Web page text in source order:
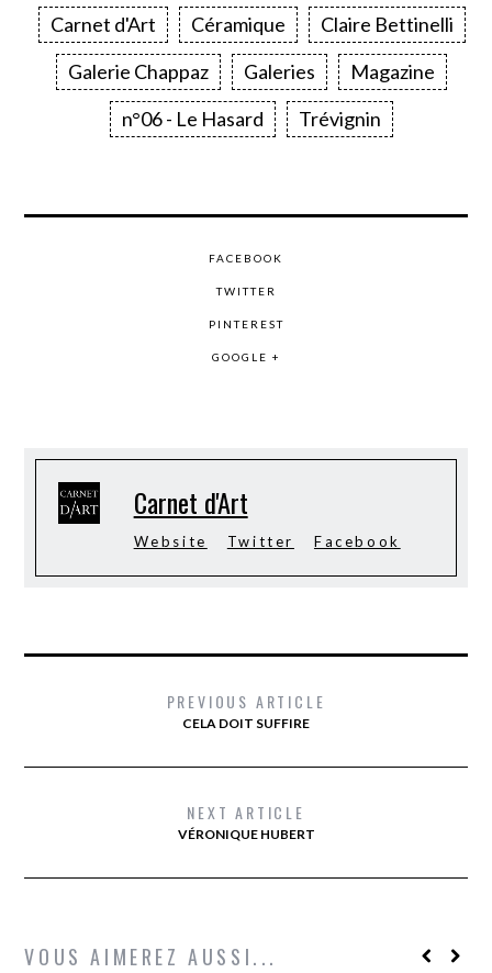
Carnet d'Art Céramique
Claire Bettinelli
Galerie Chappaz
Galeries
Magazine
n°06 - Le Hasard
Trévignin
FACEBOOK
TWITTER
PINTEREST
GOOGLE +
Carnet d'Art
Website Twitter Facebook
PREVIOUS ARTICLE
CELA DOIT SUFFIRE
NEXT ARTICLE
VÉRONIQUE HUBERT
VOUS AIMEREZ AUSSI...